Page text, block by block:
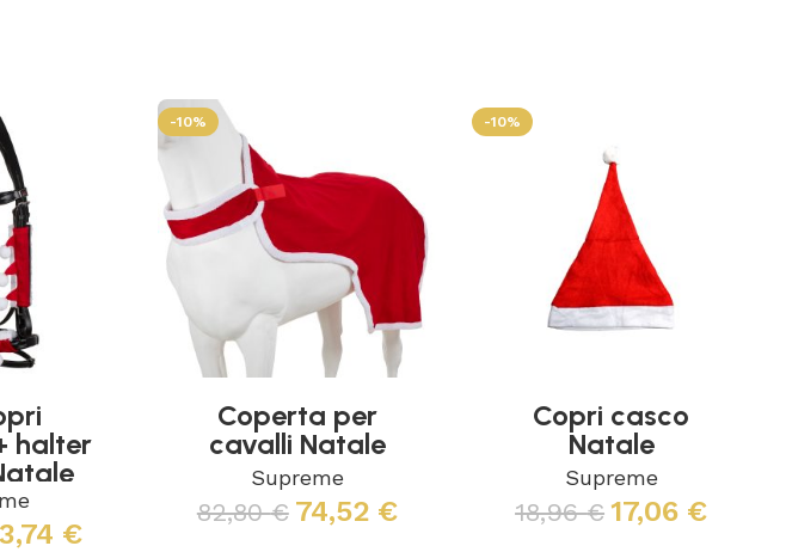
halter
€
-10%
Coperta per
cavalli Natale
Supreme
82,80€ 74,52 €
-10%
Copri casco
Natale
Supreme
18,96€ 17,06 €